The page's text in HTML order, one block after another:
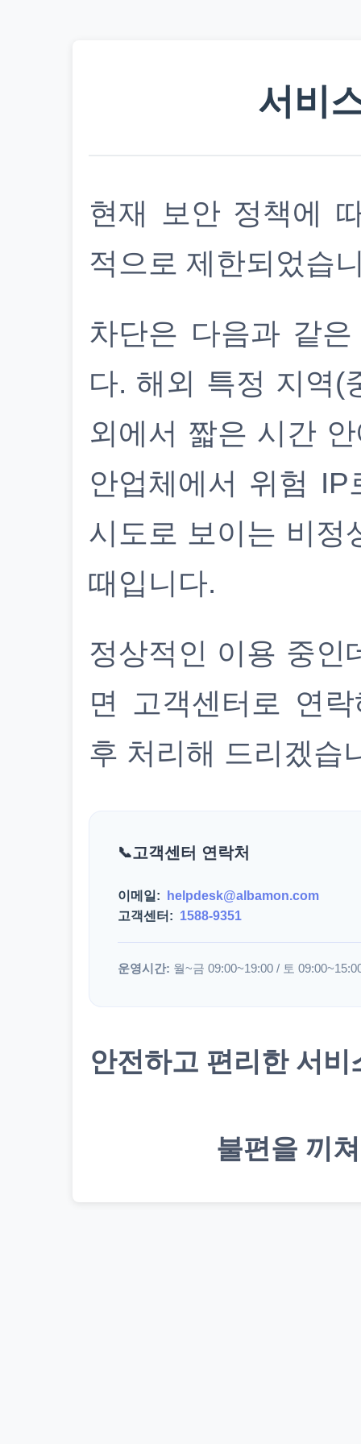
서비
현재 보안 정책에
적으로 제한되었습
차단은 다음과 같
다. 해외 특정 지역(
외에서 짧은 시간
안업체에서 위험
시도로 보이는 비정
때입니다.
정상적인 이용 중인
면 고객센터로 연
후 처리해 드리겠습
고객센터 연락처
이메일:
helpdesk@albamon.com
고객센터: 1588-9351
운영시간: 월~금 09:00~19:00 / 토
안전하고 편리한 서
불편을 끼